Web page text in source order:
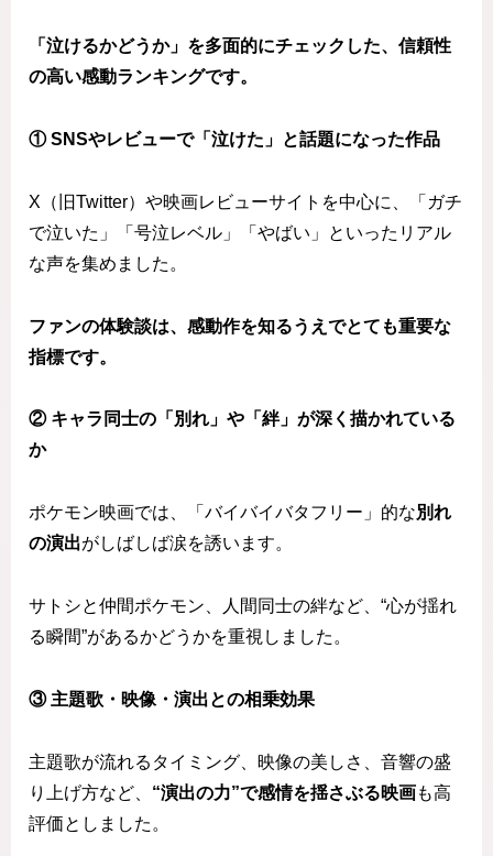
「泣けるかどうか」を多面的にチェックした、信頼性
の高い感動ランキングです。
① SNSやレビューで「泣けた」と話題になった作品
X（旧Twitter）や映画レビューサイトを中心に、「ガチ
で泣いた」「号泣レベル」「やばい」といったリアル
な声を集めました。
ファンの体験談は、感動作を知るうえでとても重要な
指標です。
② キャラ同士の「別れ」や「絆」が深く描かれている
か
ポケモン映画では、「バイバイバタフリー」的な別れ
の演出がしばしば涙を誘います。
サトシと仲間ポケモン、人間同士の絆など、“心が揺れ
る瞬間”があるかどうかを重視しました。
③ 主題歌・映像・演出との相乗効果
主題歌が流れるタイミング、映像の美しさ、音響の盛
り上げ方など、 “演出の力”で感情を揺さぶる映画も高
評価としました。